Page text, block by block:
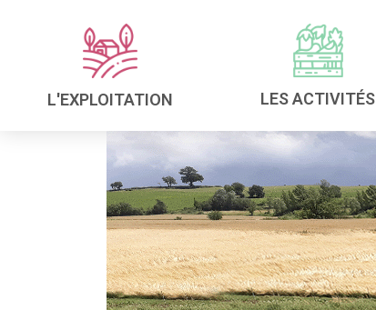
L'EXPLOITATION LES ACTIVITÉS